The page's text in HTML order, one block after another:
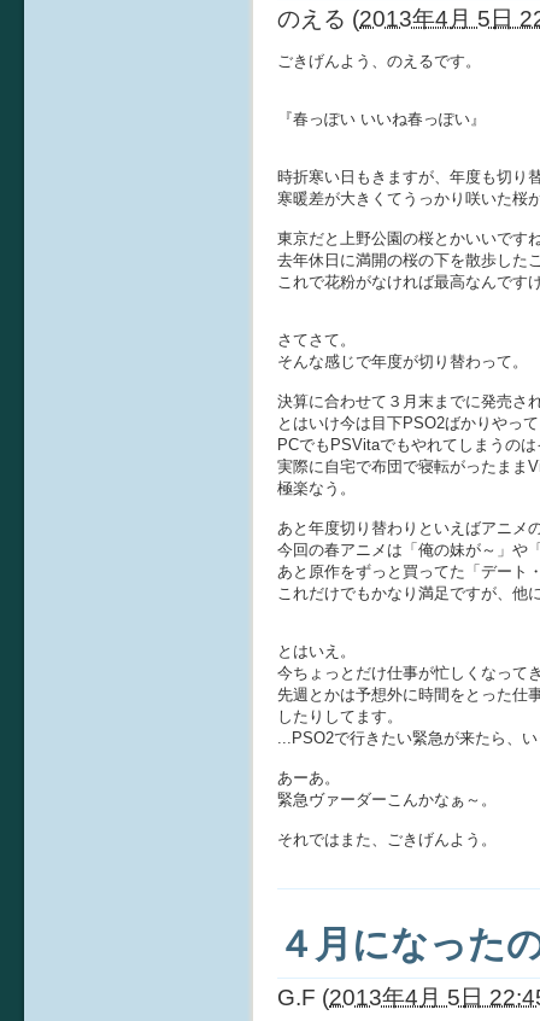
のえる (2013年4月 5日
ごきげんよう、のえるです。
『春っぽい いいね春っぽい』
時折寒い日もきますが、年度も切り
寒暖差が大きくてうっかり咲いた桜
東京だと上野公園の桜とかいいです
去年休日に満開の桜の下を散歩した
これで花粉がなければ最高なんです
さてさて。
そんな感じで年度が切り替わって。
決算に合わせて３月末までに発売さ
とはいけ今は目下PSO2ばかりやっ
PCでもPSVitaでもやれてしまうの
実際に自宅で布団で寝転がったまま
極楽なう。
あと年度切り替わりといえばアニメ
今回の春アニメは「俺の妹が～」や
あと原作をずっと買ってた「デート
これだけでもかなり満足ですが、他
とはいえ。
今ちょっとだけ仕事が忙しくなって
先週とかは予想外に時間をとった仕
したりしてます。
...PSO2で行きたい緊急が来たら、
あーあ。
緊急ヴァーダーこんかなぁ～。
それではまた、ごきげんよう。
４月になった
G.F (2013年4月 5日